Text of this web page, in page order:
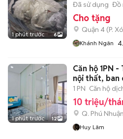
1 phút trước 6
Đã sử dụng Đồ
Cho tặng
Quận 4 (P.
Khánh Ngân
1 phút trước 12
Căn hộ 1PN
nội thất, ban
1 PN Căn hộ
10 triệu/
Q. Phú Nhuận
Huy Lâm